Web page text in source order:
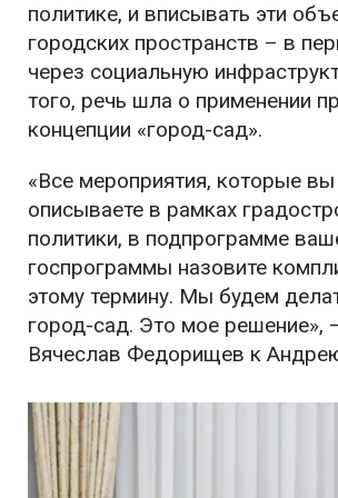
политике, и вписывать эти
городских пространств – в
через социальную
того, речь шла о применении
концепции «город-сад».
«Все мероприятия, которые вы
описываете в рамках
политики, в подпрограмме
госпрограммы назовите
этому термину. Мы будем
город-сад. Это мое решение»,
Вячеслав Федорищев к